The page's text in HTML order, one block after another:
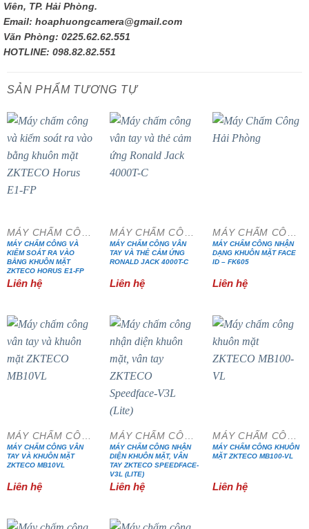
Viên, TP. Hải Phòng.
Email: hoaphuongcamera@gmail.com
Văn Phòng: 0225.62.62.551
HOTLINE: 098.82.82.551
SẢN PHẨM TƯƠNG TỰ
MÁY CHẤM CÔNG VÀ
KIỂM SOÁT RA VÀO
BẰNG KHUÔN MẶT
ZKTECO HORUS E1-FP
Liên hệ
MÁY CHẤM CÔNG VÂN
TAY VÀ THẺ CẢM ỨNG
RONALD JACK 4000T-C
Liên hệ
MÁY CHẤM CÔNG NHẬN
DẠNG KHUÔN MẶT FACE
ID – FK605
Liên hệ
MÁY CHẤM CÔNG VÂN
TAY VÀ KHUÔN MẶT
ZKTECO MB10VL
Liên hệ
MÁY CHẤM CÔNG NHẬN
DIỆN KHUÔN MẶT, VÂN
TAY ZKTECO SPEEDFACE-
V3L (LITE)
Liên hệ
MÁY CHẤM CÔNG KHUÔN
MẶT ZKTECO MB100-VL
Liên hệ